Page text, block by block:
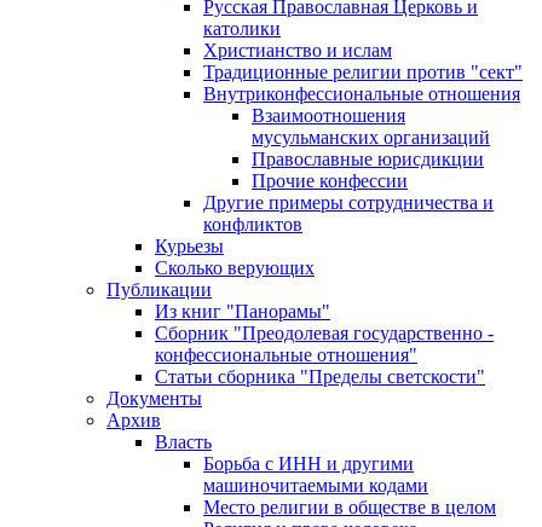
Русская Православная Церковь и
католики
Христианство и ислам
Традиционные религии против "сект"
Внутриконфессиональные отношения
Взаимоотношения
мусульманских организаций
Православные юрисдикции
Прочие конфессии
Другие примеры сотрудничества и
конфликтов
Курьезы
Сколько верующих
Публикации
Из книг "Панорамы"
Сборник "Преодолевая государственно -
конфессиональные отношения"
Статьи сборника "Пределы светскости"
Документы
Архив
Власть
Борьба с ИНН и другими
машиночитаемыми кодами
Место религии в обществе в целом